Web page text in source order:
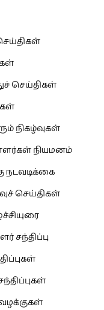
செய்திகள்
நிகழ்வுகள்
நியமனம்
நடவடிக்கை
செய்திகள்
சந்திப்பு